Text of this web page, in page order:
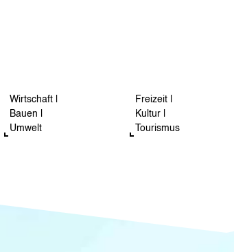
Wirtschaft |
Bauen |
Umwelt
Freizeit |
Kultur |
Tourismus